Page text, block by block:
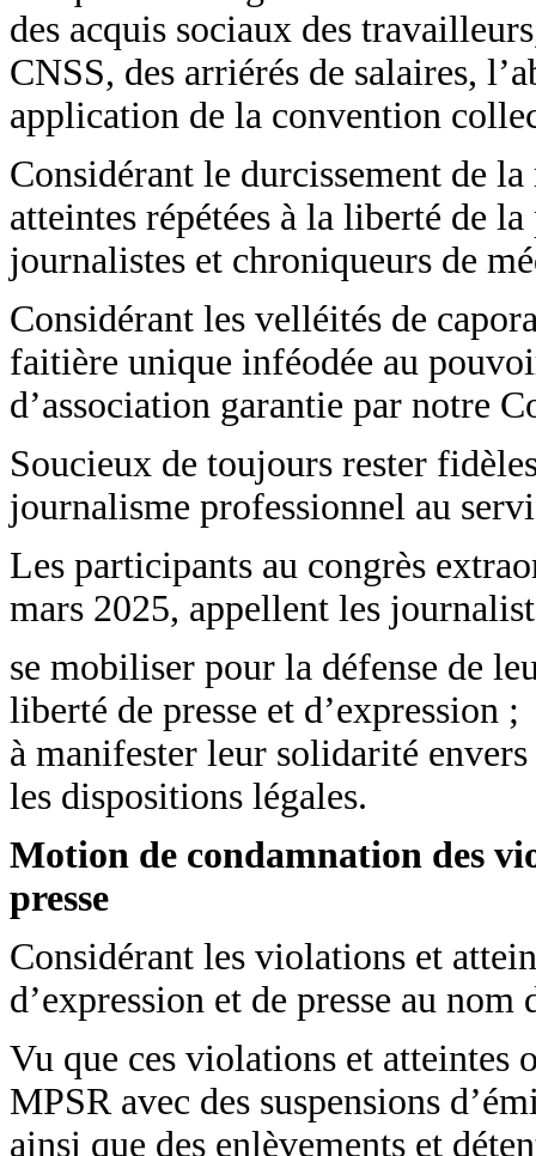
des acquis sociaux des
CNSS, des arriérés de salaires,
application de la convention
Considérant le durcissement de
atteintes répétées à la liberté de
journalistes et chroniqueurs de
Considérant les velléités de
faitière unique inféodée au
d’association garantie par notre
Soucieux de toujours rester
journalisme professionnel au
Les participants au congrès
mars 2025, appellent les
se mobiliser pour la défense de
liberté de presse et d’expression ;
à manifester leur solidarité
les dispositions légales.
Motion de condamnation des
presse
Considérant les violations et
d’expression et de presse au
Vu que ces violations et atteintes
MPSR avec des suspensions
ainsi que des enlèvements et